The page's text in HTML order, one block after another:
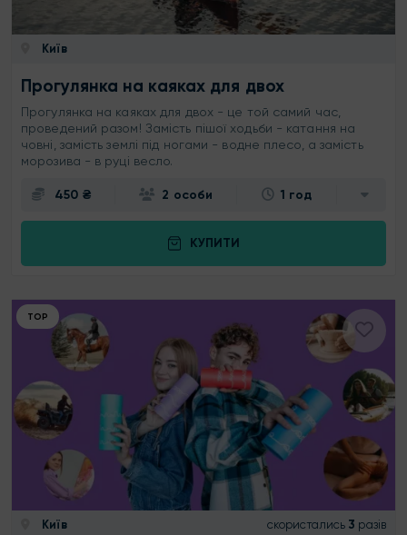
Київ
Прогулянка на каяках для двох
Прогулянка на каяках для двох - це той самий час,
проведений разом! Замість пішої ходьби - катання на
човні, замість землі під ногами - водне плесо, а замість
морозива - в руці весло.
450 ₴ 2 особи 1 год
КУПИТИ
ТОР
Київ скористались 3 разів